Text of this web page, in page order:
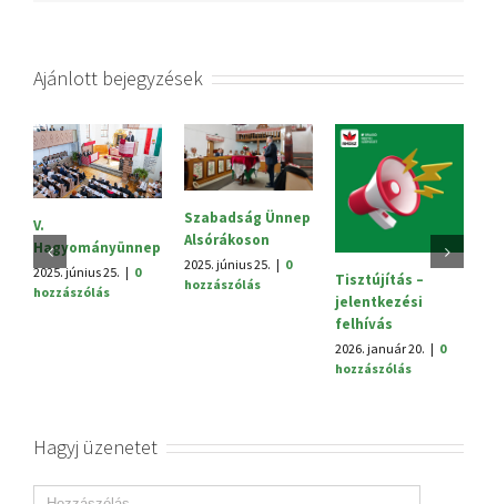
Ajánlott bejegyzések
V.
Hagyományünnep
2025. június 25. | 0
hozzászólás
Szabadság Ünnep
Alsórákoson
2025. június 25. | 0
hozzászólás
Tisztújítás –
jelentkezési
felhívás
2026. január 20. | 0
hozzászólás
Hagyj üzenetet